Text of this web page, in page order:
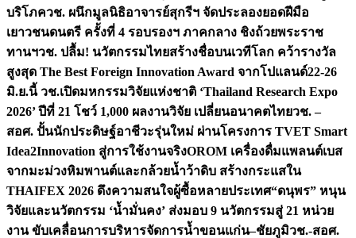
บริโภควช. ผนึกมูลนิธิอาจารย์สุกรีฯ จัดประลองยอดฝีมือ
เยาวชนดนตรี ครั้งที่ 4 รอบรองฯ ภาคกลาง ชิงถ้วยพระราช
ทานฯวช. ปลื้ม! นวัตกรรมไทยสร้างชื่อบนเวทีโลก คว้ารางวัล
สูงสุด The Best Foreign Innovation Award จากโปแลนด์22-26
มิ.ย.นี้ วช.เปิดมหกรรมวิจัยแห่งชาติ ‘Thailand Research Expo
2026’ ปีที่ 21 โชว์ 1,000 ผลงานวิจัย เปลี่ยนอนาคตไทยวช. –
สอศ. ปั้นนักประดิษฐ์อาชีวะรุ่นใหม่ ผ่านโครงการ TVET Smart
Idea2Innovation สู่การใช้งานจริงOROM เครื่องดื่มแพลนต์เบส
จากมะม่วงหิมพานต์และกล้วยน้ำว้าดิบ สร้างกระแสใน
THAIFEX 2026 ดึงความสนใจผู้ซื้อหลายประเทศ“ดนุพร” หนุน
วิจัยและนวัตกรรม ‘น้ำมั่นคง’ ส่งมอบ 9 นวัตกรรมสู่ 21 หน่วย
งาน ขับเคลื่อนการบริหารจัดการน้ำขอนแก่น–ชัยภูมิวช.-สอศ.